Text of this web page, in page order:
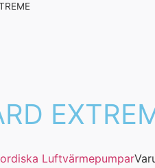
Luftvärmepumpar